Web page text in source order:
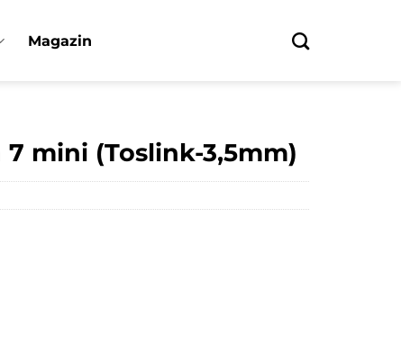
Magazin
mini (Toslink-3,5mm)